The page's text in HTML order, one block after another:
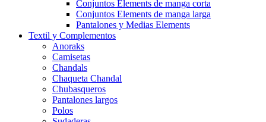
Conjuntos Elements de manga corta
Conjuntos Elements de manga larga
Pantalones y Medias Elements
Textil y Complementos
Anoraks
Camisetas
Chandals
Chaqueta Chandal
Chubasqueros
Pantalones largos
Polos